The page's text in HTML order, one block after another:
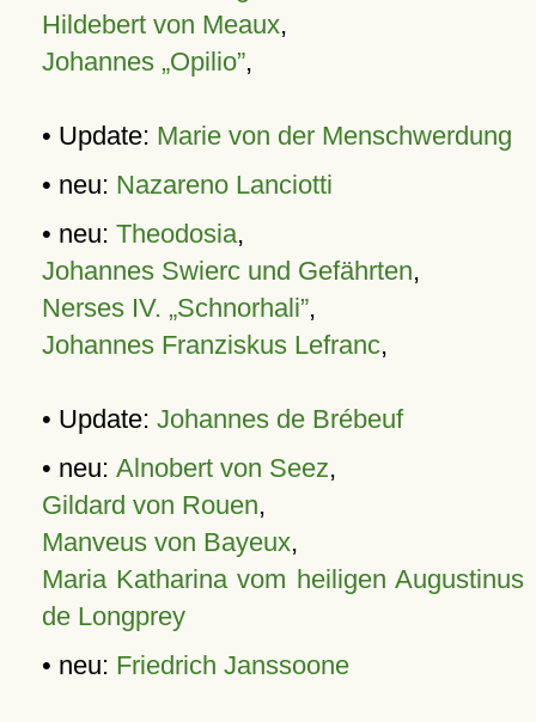
Hildebert von Meaux,
Johannes „Opilio”,
• Update: Marie von der Menschwerdung
• neu: Nazareno Lanciotti
• neu: Theodosia,
Johannes Swierc und Gefährten,
Nerses IV. „Schnorhali”,
Johannes Franziskus Lefranc,
• Update: Johannes de Brébeuf
• neu: Alnobert von Seez,
Gildard von Rouen,
Manveus von Bayeux,
Maria Katharina vom heiligen Augustinus
de Longprey
• neu: Friedrich Janssoone